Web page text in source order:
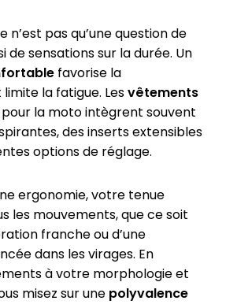
n’est pas qu’une question de
de sensations sur la durée. Un
favorise la
la fatigue. Lesvêtements
la moto intègrent souvent
des inserts extensibles
options de réglage.
ergonomie, votre tenue
les mouvements, que ce soit
franche ou d’une
dans les virages. En
à votre morphologie et
misez sur une polyvalence